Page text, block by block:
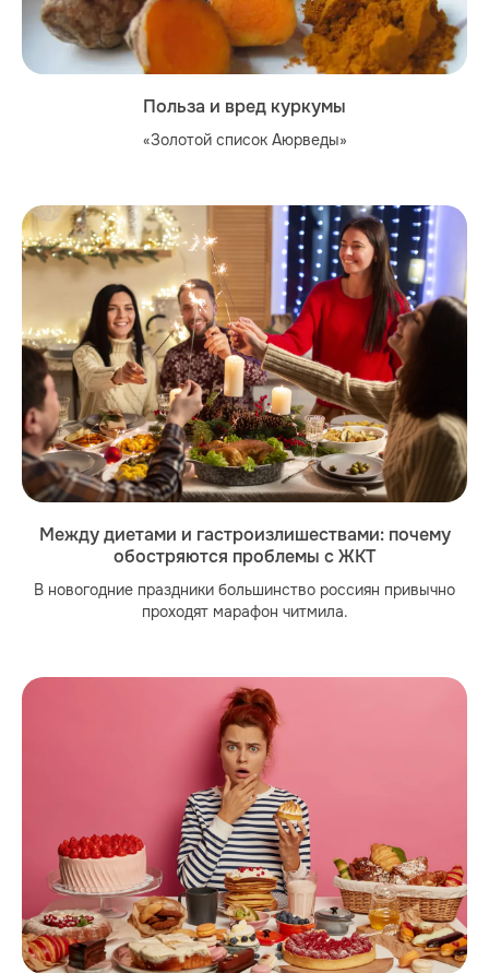
Польза и вред куркумы
«Золотой список Аюрведы»
Между диетами и гастроизлишествами: почему
обостряются проблемы с ЖКТ
В новогодние праздники большинство россиян привычно
проходят марафон читмила.